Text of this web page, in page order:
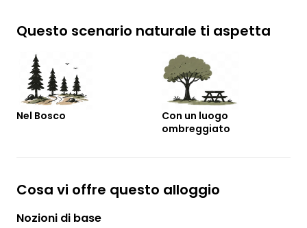
Questo scenario naturale ti aspetta
Nel Bosco
Con un luogo
ombreggiato
Cosa vi offre questo alloggio
Nozioni di base